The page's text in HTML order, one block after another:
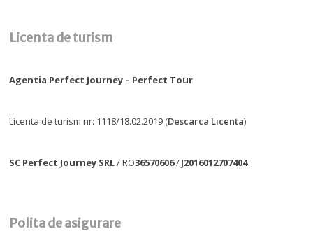
Licenta de turism
Agentia Perfect Journey – Perfect Tour
Licenta de turism nr: 1118/18.02.2019 (Descarca Licenta)
SC Perfect Journey SRL/ RO36570606/ J2016012707404
Polita de asigurare